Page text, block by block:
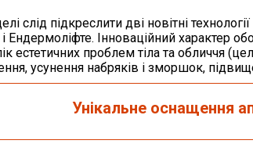
слід підкреслити дві новітні
Ендермоліфте. Інноваційний характер
естетичних проблем тіла та обличчя
усунення набряків і зморшок,
Унікальне оснащення